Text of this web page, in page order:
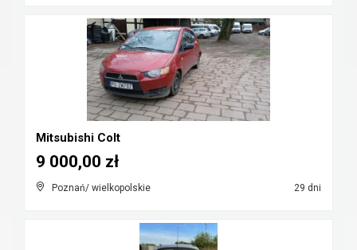
Mitsubishi Colt
Poznań/ wielkopolskie 29 dni
9 000,00 zł